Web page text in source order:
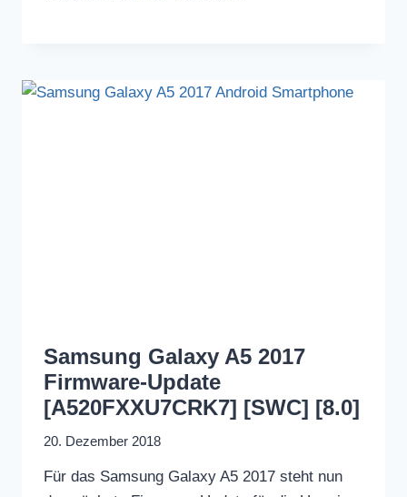
Samsung Galaxy A5 2017
Firmware-Update
[A520FXXU7CRK7] [SWC] [8.0]
20. Dezember 2018
Für das Samsung Galaxy A5 2017 steht nun